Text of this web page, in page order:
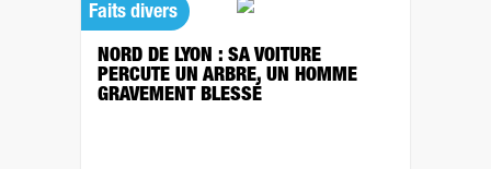
Faits divers
NORD DE LYON : SA VOITURE
PERCUTE UN ARBRE, UN HOMME
GRAVEMENT BLESSÉ